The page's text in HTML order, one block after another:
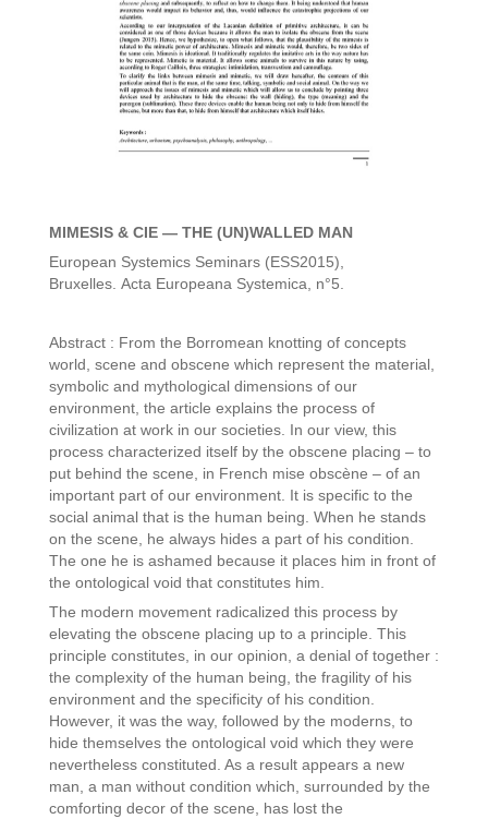
MIMESIS & CIE — THE (UN)WALLED MAN
European Systemics Seminars (ESS2015),
Bruxelles. Acta Europeana Systemica, n°5.
Abstract : From the Borromean knotting of concepts
world, scene and obscene which represent the material,
symbolic and mythological dimensions of our
environment, the article explains the process of
civilization at work in our societies. In our view, this
process characterized itself by the obscene placing – to
put behind the scene, in French mise obscène – of an
important part of our environment. It is specific to the
social animal that is the human being. When he stands
on the scene, he always hides a part of his condition.
The one he is ashamed because it places him in front of
the ontological void that constitutes him.
The modern movement radicalized this process by
elevating the obscene placing up to a principle. This
principle constitutes, in our opinion, a denial of together :
the complexity of the human being, the fragility of his
environment and the specificity of his condition.
However, it was the way, followed by the moderns, to
hide themselves the ontological void which they were
nevertheless constituted. As a result appears a new
man, a man without condition which, surrounded by the
comforting decor of the scene, has lost the